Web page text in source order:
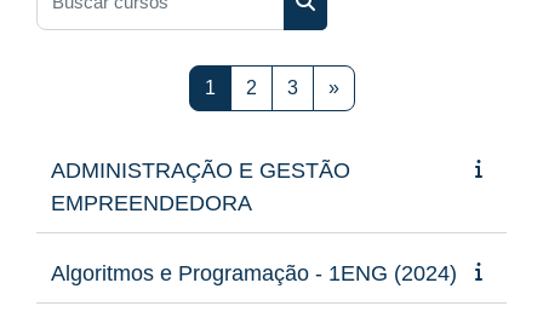
Buscar cursos
1 Página 1
2Página 2
3Página 3
»Próxima página
ADMINISTRAÇÃO E GESTÃO
EMPREENDEDORA
Algoritmos e Programação - 1ENG (2024)